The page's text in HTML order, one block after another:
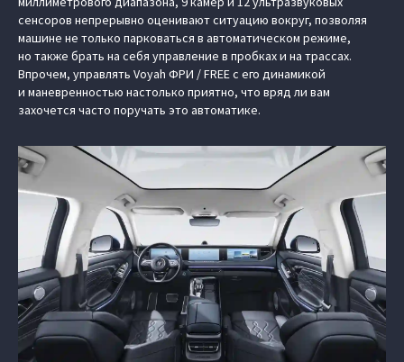
сенсоров непрерывно оценивают ситуацию вокруг, позволяя
машине не только парковаться в автоматическом режиме,
но также брать на себя управление в пробках и на трассах.
Впрочем, управлять Voyah ФРИ / FREE с его динамикой
и маневренностью настолько приятно, что вряд ли вам
захочется часто поручать это автоматике.